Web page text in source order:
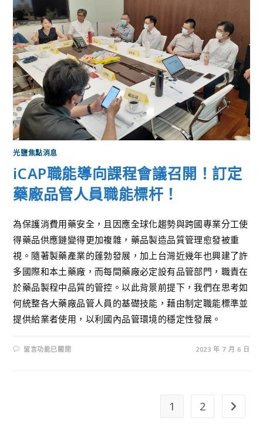
光鹽焦點消息
iCAP職能導向課程會議召開！訂定
藥廠品管人員職能標杆！
為保護消費用藥安全，且因應全球化趨勢與跨國專業分工使
得藥品供應鏈變得更加複雜，藥品製造品質管理愈發被重
視。隨著製藥產業的蓬勃發展，加上台灣近幾年也興建了許
多國際和本土藥廠，而每間藥廠必定設有品管部門，職責在
於藥品製程中品質的管控。以此背景前提下，我們在思考如
何統整各大藥廠品管人員的基礎技能，藉由制定職能標準並
提供給業者使用，以利國內品管環境的穩定性發展。
留言功能已關閉 2023 年 7 月 6 日
1 2